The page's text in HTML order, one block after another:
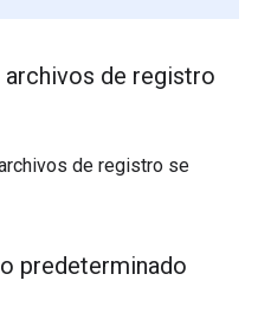
archivos de registro
de registro se
predeterminado